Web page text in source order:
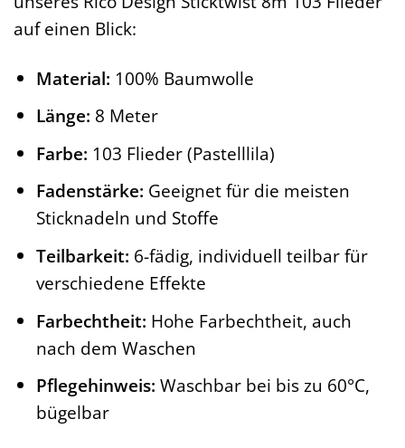
auf einen Blick:
Material: 100% Baumwolle
Länge: 8 Meter
Farbe: 103 Flieder (Pastelllila)
Fadenstärke: Geeignet für die meisten
Sticknadeln und Stoffe
Teilbarkeit: 6-fädig, individuell teilbar für
verschiedene Effekte
Farbechtheit: Hohe Farbechtheit, auch
nach dem Waschen
Pflegehinweis: Waschbar bei bis zu 60°C,
bügelbar